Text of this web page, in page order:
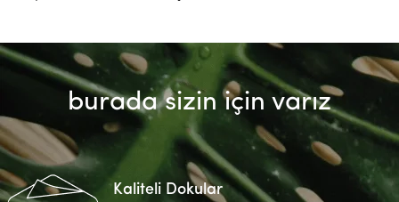
burada sizin için varız
Kaliteli Dokular